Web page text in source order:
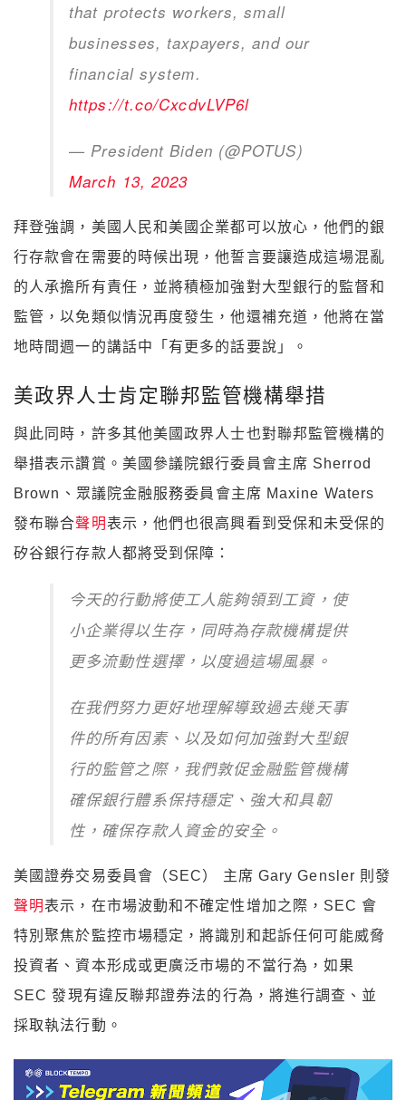
that protects workers, small
businesses, taxpayers, and our
financial system.
https://t.co/CxcdvLVP6l
— President Biden (@POTUS)
March 13, 2023
拜登強調，美國人民和美國企業都可以放心，他們的銀
行存款會在需要的時候出現，他誓言要讓造成這場混亂
的人承擔所有責任，並將積極加強對大型銀行的監督和
監管，以免類似情況再度發生，他還補充道，他將在當
地時間週一的講話中「有更多的話要說」。
美政界人士肯定聯邦監管機構舉措
與此同時，許多其他美國政界人士也對聯邦監管機構的
舉措表示讚賞。美國參議院銀行委員會主席 Sherrod
Brown、眾議院金融服務委員會主席 Maxine Waters
發布聯合聲明表示，他們也很高興看到受保和未受保的
矽谷銀行存款人都將受到保障：
今天的行動將使工人能夠領到工資，使
小企業得以生存，同時為存款機構提供
更多流動性選擇，以度過這場風暴。
在我們努力更好地理解導致過去幾天事
件的所有因素、以及如何加強對大型銀
行的監管之際，我們敦促金融監管機構
確保銀行體系保持穩定、強大和具韌
性，確保存款人資金的安全。
美國證券交易委員會（SEC） 主席 Gary Gensler 則發
聲明表示，在市場波動和不確定性增加之際，SEC 會
特別聚焦於監控市場穩定，將識別和起訴任何可能威脅
投資者、資本形成或更廣泛市場的不當行為，如果
SEC 發現有違反聯邦證券法的行為，將進行調查、並
採取執法行動。